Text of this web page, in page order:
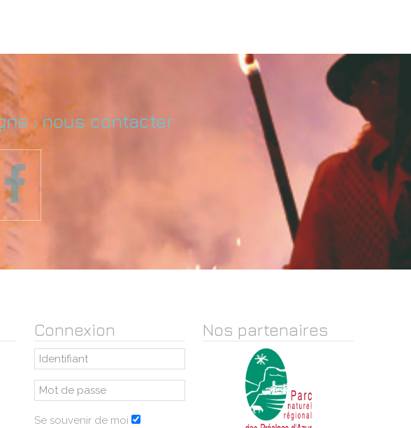
: nous contacter
Connexion
Se souvenir de moi
Nos partenaires